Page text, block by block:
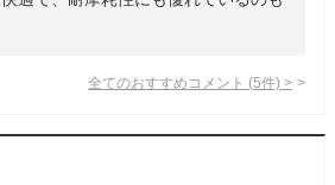
全てのおすすめコメント (5件) >